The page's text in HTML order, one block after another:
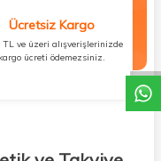
DESTEK
Ücretsiz Kargo
TL ve üzeri alışverişlerinizde
kargo ücreti ödemezsiniz.